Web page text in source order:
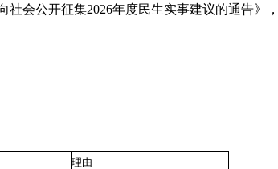
社会公开征集2026年度民生实事建议的通告》
理由